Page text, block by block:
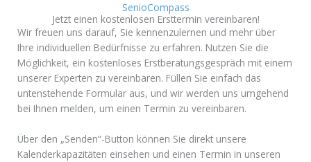
SenioCompass
Jetzt einen kostenlosen Ersttermin vereinbaren!
Wir freuen uns darauf, Sie kennenzulernen und mehr über
Ihre individuellen Bedürfnisse zu erfahren. Nutzen Sie die
Möglichkeit, ein kostenloses Erstberatungsgespräch mit einem
unserer Experten zu vereinbaren. Füllen Sie einfach das
untenstehende Formular aus, und wir werden uns umgehend
bei Ihnen melden, um einen Termin zu vereinbaren.
Über den „Senden“-Button können Sie direkt unsere
Kalenderkapazitäten einsehen und einen Termin in unseren